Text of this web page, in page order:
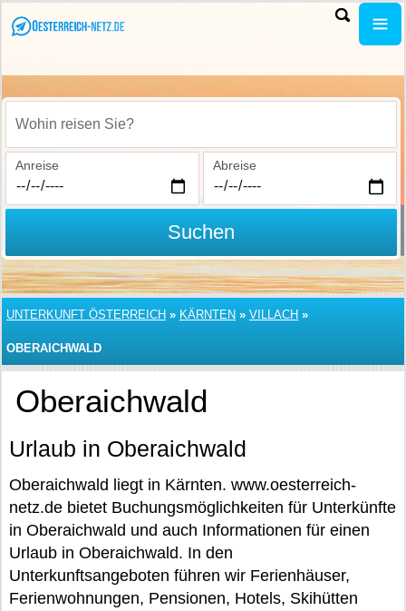
Wohin reisen Sie?
Anreise Abreise
Suchen
UNTERKUNFT ÖSTERREICH » KÄRNTEN » VILLACH »
OBERAICHWALD
Oberaichwald
Urlaub in Oberaichwald
Oberaichwald liegt in Kärnten. www.oesterreich-
netz.de bietet Buchungsmöglichkeiten für Unterkünfte
in Oberaichwald und auch Informationen für einen
Urlaub in Oberaichwald. In den
Unterkunftsangeboten führen wir Ferienhäuser,
Ferienwohnungen, Pensionen, Hotels, Skihütten